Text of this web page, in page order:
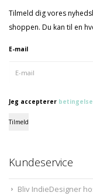
Tilmeld dig vores
shoppen. Du kan til en
E-mail
Jeg accepterer
Tilmeld
Kundeservice
Bliv IndieDesigner